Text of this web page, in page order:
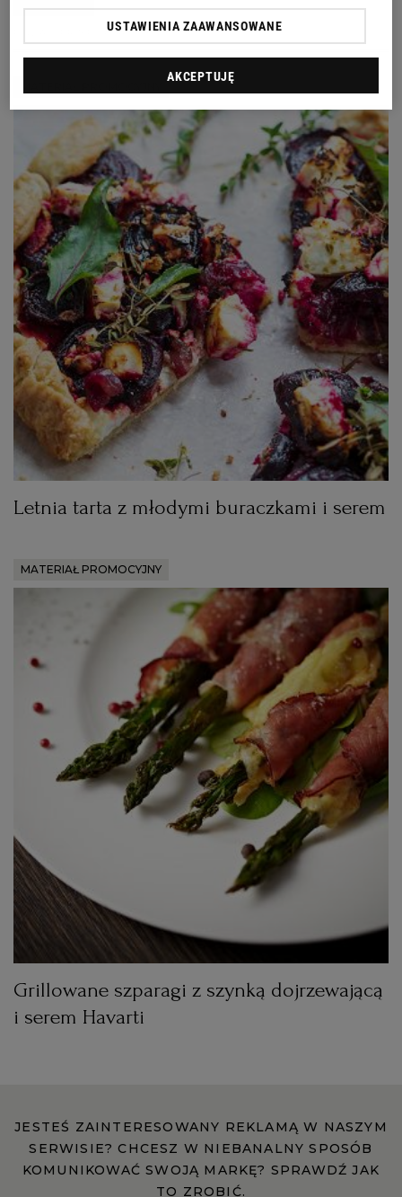
OPOLE
PŁOCK
POZNAŃ
RADOM
RYBNIK
RZESZÓW
SOSNOWIEC
SZCZECIN
TORUŃ
TRÓJMIASTO
WAŁBRZYCH
WARSZAWA
WROCŁAW
ZAKOPANE
ZIELONA GÓRA
ZDROWIE
POGODA
PODRÓŻE
WIDEO
FORUM
PRZEPISY NA JESIEŃ
Letnia tarta z młodymi buraczkami i serem
MATERIAŁ PROMOCYJNY
Grillowane szparagi z szynką dojrzewającą
i serem Havarti
JESTEŚ ZAINTERESOWANY REKLAMĄ W NASZYM
SERWISIE? CHCESZ W NIEBANALNY SPOSÓB
KOMUNIKOWAĆ SWOJĄ MARKĘ? SPRAWDŹ JAK
TO ZROBIĆ.
USTAWIENIA ZAAWANSOWANE
AKCEPTUJĘ